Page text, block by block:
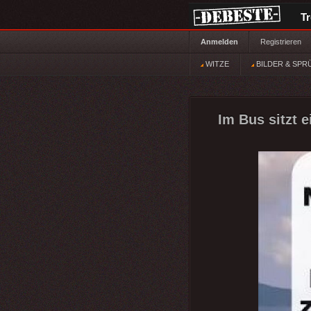
Anmelden Registrieren
WITZE BILDER &
Im Bus sitzt